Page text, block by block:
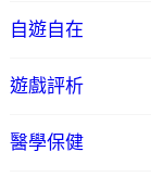
自遊自在
遊戲評析
醫學保健